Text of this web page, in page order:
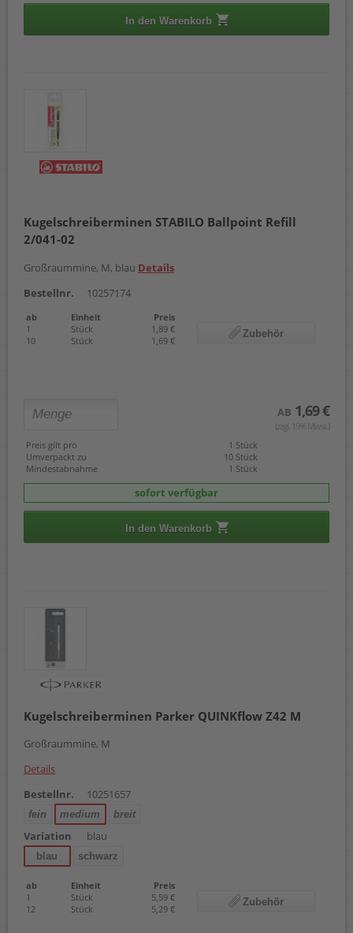
In den Warenkorb
Kugelschreiberminen STABILO Ballpoint Refill
2/041-02
Großraummine, M, blau Details
Bestellnr.
10257174
ab Einheit
Preis
1
Stück
1,89 €
10
Stück 1,69 €
Zubehör
AB 1,69 €
(zzgl. 19% Mwst.)
Preis gilt pro
1 Stück
Umverpackt zu
10 Stück
Mindestabnahme
1 Stück
sofort verfügbar
In den Warenkorb
Kugelschreiberminen Parker QUINKflow Z42 M
Großraummine, M
Details
Bestellnr.
10251657
fein medium breit
Variation blau
blau schwarz
ab Einheit
Preis
1
Stück
5,59 €
12
Stück 5,29 €
Zubehör